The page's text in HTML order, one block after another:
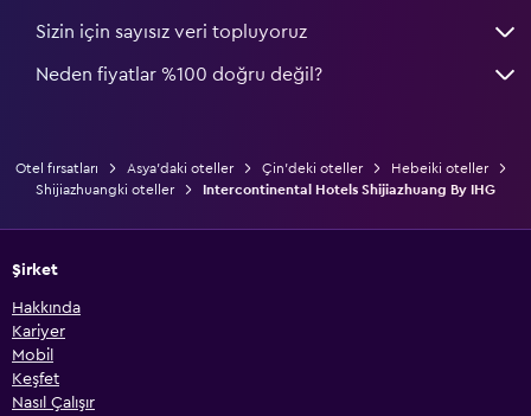
Sizin için sayısız veri topluyoruz
Neden fiyatlar %100 doğru değil?
Otel fırsatları Asya'daki oteller Çin'deki oteller
Hebeiki oteller
Shijiazhuangki oteller
Intercontinental Hotels Shijiazhuang By IHG
Şirket
Hakkında
Kariyer
Mobil
Keşfet
Nasıl Çalışır